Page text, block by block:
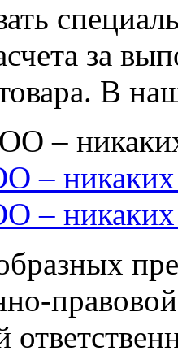
за
В
– никаких
– никаких